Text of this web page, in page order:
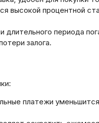
высокой процентной
длительного периода
залога.
платежи уменьшится
Хм, мне нужно
кавычек,